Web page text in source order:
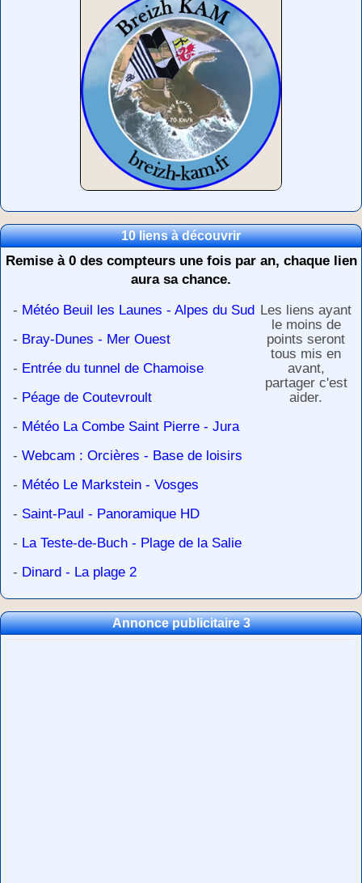
10 liens à découvrir
Remise à 0 des compteurs une fois par an, chaque lien
aura sa chance.
- Météo Beuil les Launes - Alpes du Sud
- Bray-Dunes - Mer Ouest
- Entrée du tunnel de Chamoise
- Péage de Coutevroult
- Météo La Combe Saint Pierre - Jura
- Webcam : Orcières - Base de loisirs
- Météo Le Markstein - Vosges
- Saint-Paul - Panoramique HD
- La Teste-de-Buch - Plage de la Salie
- Dinard - La plage 2
Les liens ayant
le moins de
points seront
tous mis en
avant,
partager c'est
aider.
Annonce publicitaire 3